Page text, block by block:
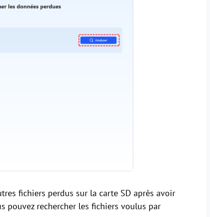
fichiers perdus sur la carte SD après avoir
pouvez rechercher les fichiers voulus par